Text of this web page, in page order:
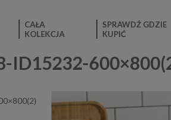
CAŁA
KOLEKCJA
SPRAWDŹ GDZIE
KUPIĆ
ID15232-